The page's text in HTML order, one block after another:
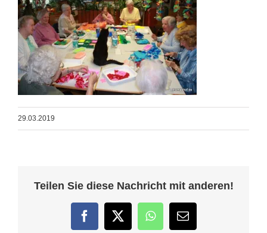
29.03.2019
Teilen Sie diese Nachricht mit anderen!
FacebookTwitterWhatsApp
E-